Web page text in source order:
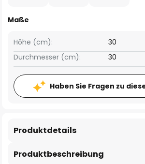
Maße
Höhe (cm):
30
Durchmesser (cm):
30
Haben Sie Fragen zu
Produktbeschreibung
Produktdetails